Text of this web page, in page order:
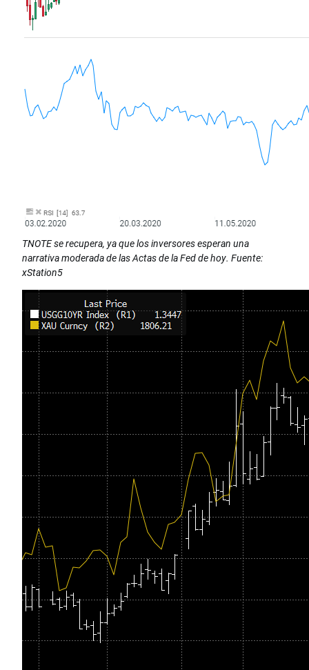
TNOTE se recupera, ya que los inversores esperan una
narrativa moderada de las Actas de la Fed de hoy. Fuente:
xStation5